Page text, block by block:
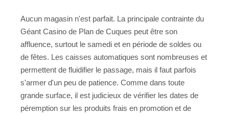
Aucun magasin n'est parfait. La principale contrainte du
Géant Casino de Plan de Cuques peut être son
affluence, surtout le samedi et en période de soldes ou
de fêtes. Les caisses automatiques sont nombreuses et
permettent de fluidifier le passage, mais il faut parfois
s'armer d'un peu de patience. Comme dans toute
grande surface, il est judicieux de vérifier les dates de
péremption sur les produits frais en promotion et de